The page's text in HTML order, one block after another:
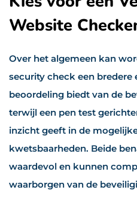
Website
Over het algemeen kan
security check een bredere
beoordeling biedt van de
terwijl een pen test
inzicht geeft in de
kwetsbaarheden. Beide
waardevol en kunnen
waarborgen van de